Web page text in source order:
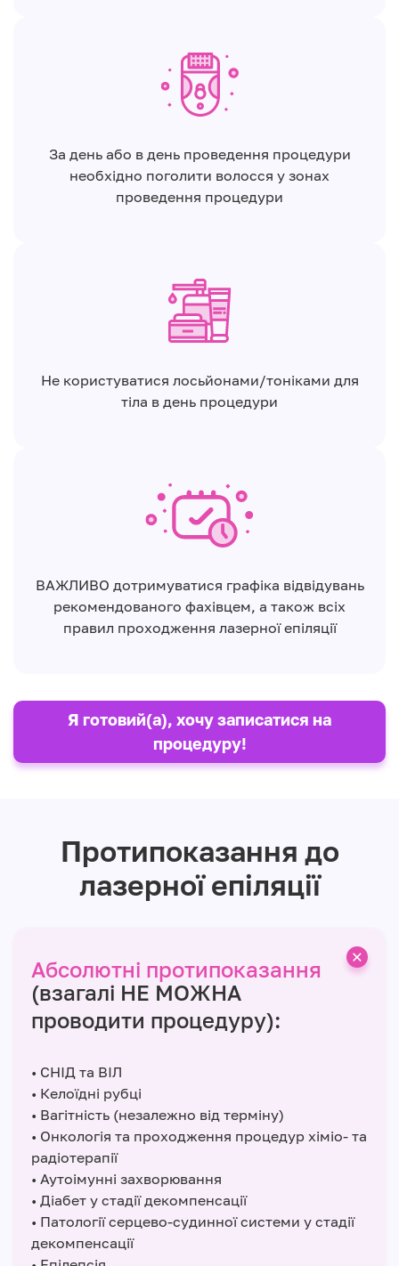
За день або в день проведення процедури
необхідно поголити волосся у зонах
проведення процедури
Не користуватися лосьйонами/тоніками для
тіла в день процедури
ВАЖЛИВО дотримуватися графіка відвідувань
рекомендованого фахівцем, а також всіх
правил проходження лазерної епіляції
Я готовий(а), хочу записатися на
процедуру!
Протипоказання до
лазерної епіляції
Абсолютні протипоказання
(взагалі НЕ МОЖНА
проводити процедуру):
• СНІД та ВІЛ
• Келоїдні рубці
• Вагітність (незалежно від терміну)
• Онкологія та проходження процедур хіміо- та
радіотерапії
• Аутоімунні захворювання
• Діабет у стадії декомпенсації
• Патології серцево-судинної системи у стадії
декомпенсації